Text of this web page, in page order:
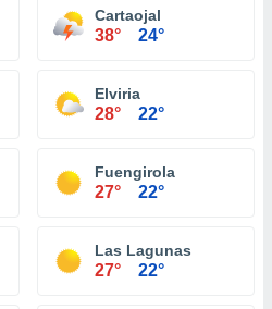
Cartaojal
38° 24°
Elviria
28° 22°
Fuengirola
27° 22°
Las Lagunas
27° 22°